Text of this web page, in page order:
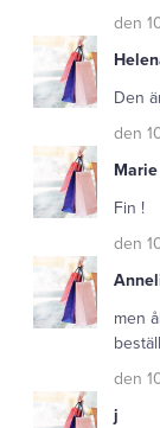
den
Den
den
Marie
Fin !
den
men
den
j